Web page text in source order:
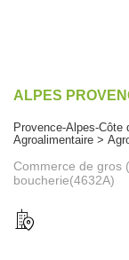
ALPES
Provence-Alpes-
Agroalimentaire >
Commerce de gros
boucherie(4632A)